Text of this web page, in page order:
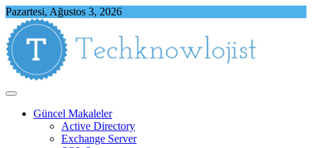
Skip
content
Pazartesi, Ağustos 3, 2026
Güncel Makaleler
Active Directory
Exchange Server